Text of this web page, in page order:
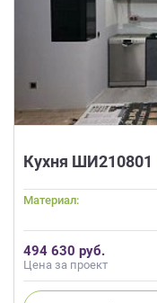
Кухня ШИ210801
Материал:
494 630 руб.
Цена за проект